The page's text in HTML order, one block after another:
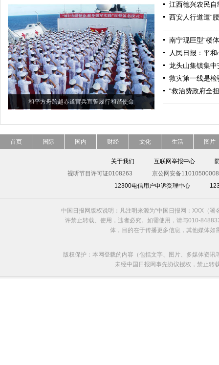
和平方舟跨越赤道官兵宣誓履行和谐使命
江西德兴农民自
西安人行道遭“
南宁现巨型“楼
人民日报：平
龙头山集镇集
救灾第一线是检
“救治费政府全
首页 国际 国内 财经 文化 生活 图片
关于我们 互联网举报中心
视听节目许可证0108263
京公网安备
12300电信用户申诉受理中心
中国日报网版权说明：凡注明来源为“中国日报网：XXX（
许禁止转载、使用，违者必究。如需使用，请与010-
体，目的在于传播更多信息，其他媒体
版权保护：本网登载的内容（包括文字、图片、多媒体资
未经中国日报网事先协议授权，禁止转